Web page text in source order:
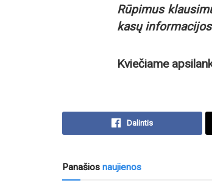
Rūpimus
kasų
Kviečiame
Dalintis
Panašios naujienos